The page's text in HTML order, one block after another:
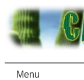
Menu